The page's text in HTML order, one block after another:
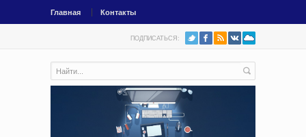
Главная Контакты
ПОДПИСАТЬСЯ: